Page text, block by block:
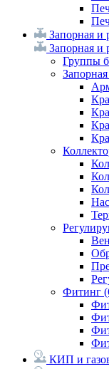
Запорная и
Запорная и
Группы
Фитинг
КИП и